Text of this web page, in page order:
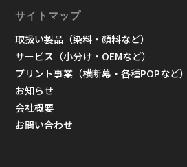
サイトマップ
取扱い製品（染料・顔料など）
サービス（小分け・OEMなど）
プリント事業（横断幕・各種POPなど）
お知らせ
会社概要
お問い合わせ